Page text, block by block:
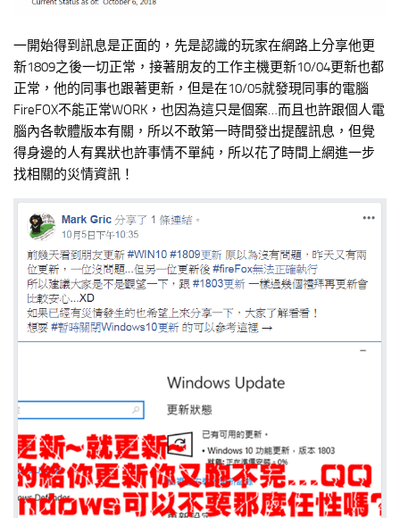
一開始得到訊息是正面的，先是認識的玩家在網路上分享他更
新1809之後一切正常，接著朋友的工作主機更新10/04更新也都
正常，他的同事也跟著更新，但是在10/05就發現同事的電腦
FireFOX不能正常WORK，也因為這只是個案…而且也許跟個人電
腦內各軟體版本有關，所以不敢第一時間發出提醒訊息，但覺
得身邊的人有異狀也許事情不單純，所以花了時間上網進一步
找相關的災情資訊！